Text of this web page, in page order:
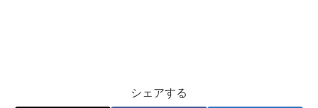
シェアする